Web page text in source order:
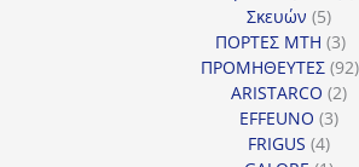
Σκευών 55
ΠΟΡΤΕΣ MTH 33
ΠΡΟΜΗΘΕΥΤΕΣ 92
ARISTARCO 22
EFFEUNO 33
FRIGUS 44